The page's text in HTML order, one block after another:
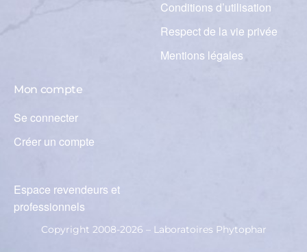
Conditions d’utilisation
Respect de la vie privée
Mentions légales
Mon compte
Se connecter
Créer un compte
Espace revendeurs et
professionnels
Copyright 2008-2026 – Laboratoires Phytophar